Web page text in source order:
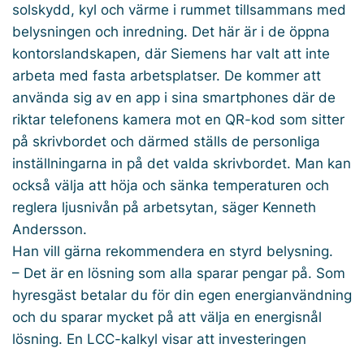
solskydd, kyl och värme i rummet tillsammans med
belysningen och inredning. Det här är i de öppna
kontorslandskapen, där Siemens har valt att inte
arbeta med fasta arbetsplatser. De kommer att
använda sig av en app i sina smart­phones där de
riktar telefonens kamera mot en QR-kod som sitter
på skrivbordet och därmed ställs de personliga
inställningarna in på det valda skrivbordet. Man kan
också välja att höja och sänka temperaturen och
reglera ljusnivån på arbetsytan, säger Kenneth
Andersson.
Han vill gärna rekommendera en styrd belysning.
– Det är en lösning som alla sparar pengar på. Som
hyresgäst betalar du för din egen energianvändning
och du sparar mycket på att välja en energisnål
lösning. En LCC-­kalkyl visar att investeringen